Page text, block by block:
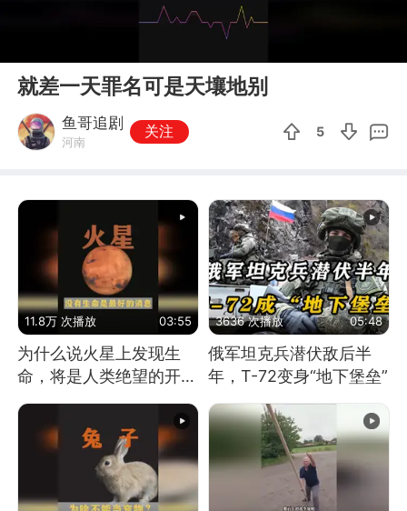
就差一天罪名可是天壤地别
鱼哥追剧
河南
关注 5
11.8万 次播放 03:55
为什么说火星上发现生
命，将是人类绝望的开
始？
3636 次播放 05:48
俄军坦克兵潜伏敌后半
年，T-72变身“地下堡垒”